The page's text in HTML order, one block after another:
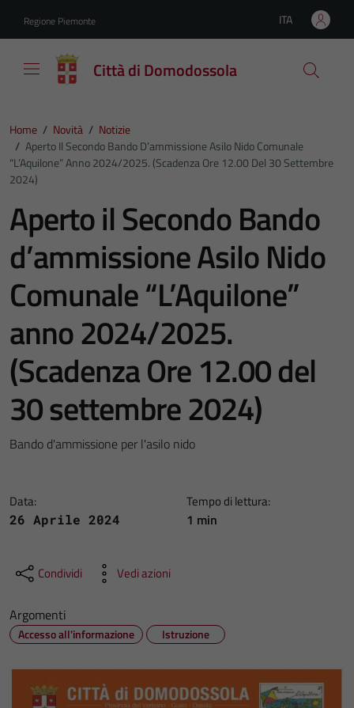
Regione Piemonte Lingua attiva:
ITA
Città di Domodossola
Home / Novità / Notizie
/ Aperto Il Secondo Bando D’ammissione Asilo Nido Comunale
“L’Aquilone” Anno 2024/2025. (Scadenza Ore 12.00 Del 30 Settembre
2024)
Aperto il Secondo Bando
d’ammissione Asilo Nido
Comunale “L’Aquilone”
anno 2024/2025.
(Scadenza Ore 12.00 del
30 settembre 2024)
Bando d'ammissione per l'asilo nido
Data:
26 Aprile 2024
Tempo di lettura:
1 min
Condividi Vedi azioni
Argomenti
Accesso all'informazione Istruzione